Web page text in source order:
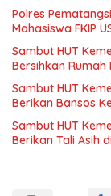
Polres
Mahasiswa FKIP
Sambut HUT
Bersihkan Rumah
Sambut HUT
Berikan Bansos
Sambut HUT
Berikan Tali Asih